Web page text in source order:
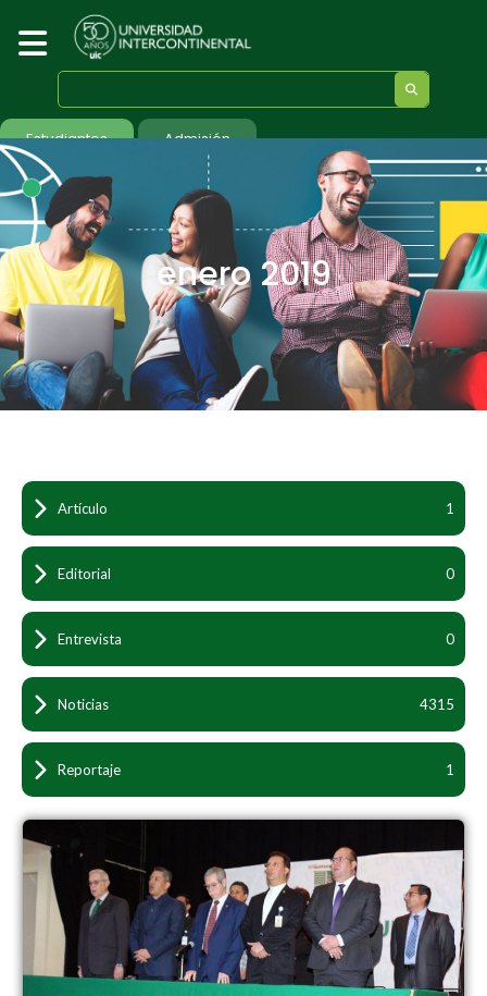
Estudiantes Admisión
enero 2019
Artículo 1
Editorial 0
Entrevista 0
Noticias 4315
Reportaje 1